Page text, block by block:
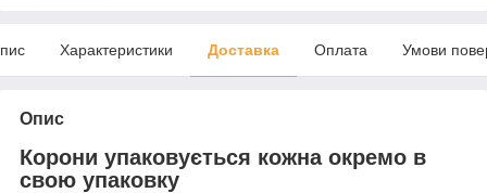
Характеристики Доставка Оплата Умови
Опис
Корони упаковується кожна окремо в
свою упаковку